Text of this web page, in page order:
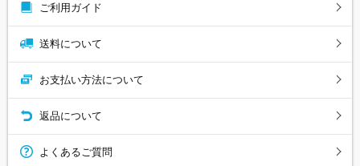
ご利用ガイド
送料について
お支払い方法について
返品について
よくあるご質問